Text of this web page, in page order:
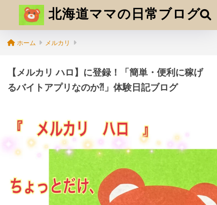
北海道ママの日常ブログ
ホーム メルカリ
【メルカリ ハロ】に登録！「簡単・便利に稼げ
るバイトアプリなのか⁈」体験日記ブログ